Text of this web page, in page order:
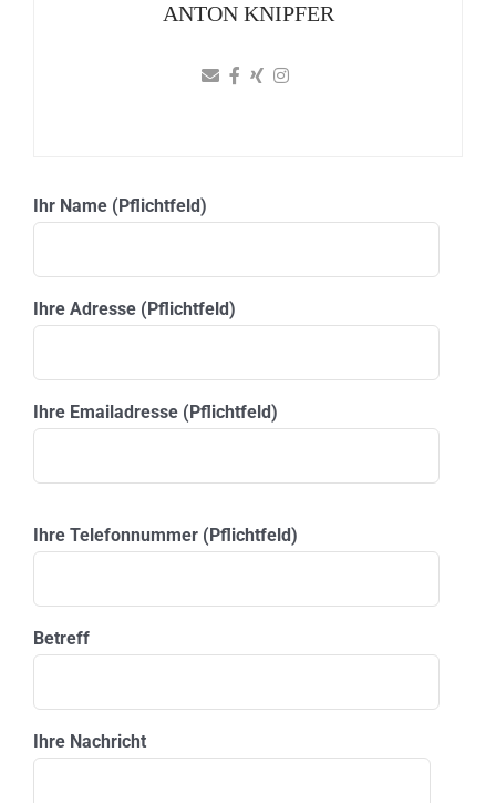
ANTON KNIPFER
Ihr Name (Pflichtfeld)
Ihre Adresse (Pflichtfeld)
Ihre Emailadresse (Pflichtfeld)
Ihre Telefonnummer (Pflichtfeld)
Betreff
Ihre Nachricht